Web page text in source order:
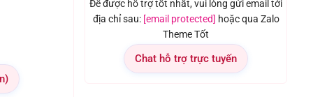
Để được hỗ trợ tốt nhất, vui lòng gửi email tới
địa chỉ sau: [email protected] hoặc qua Zalo
Theme Tốt
Chat hỗ trợ trực tuyến